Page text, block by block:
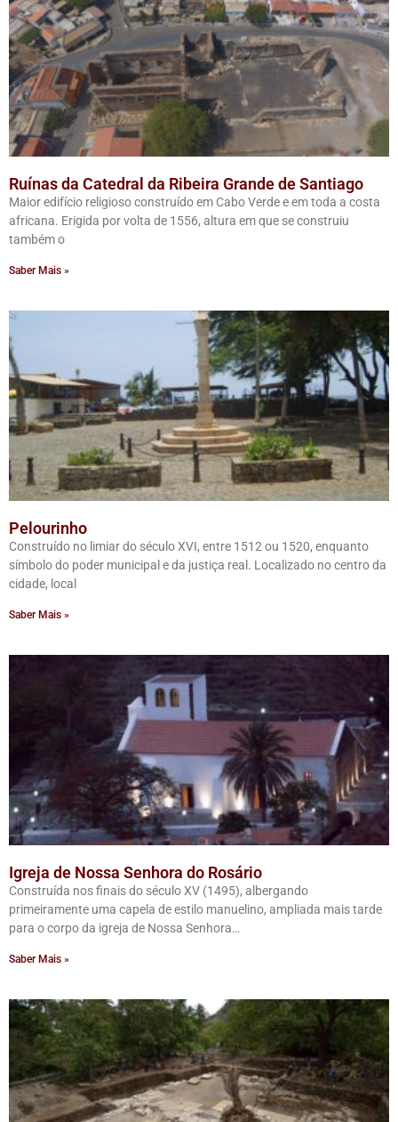
Ruínas da Catedral da Ribeira Grande de Santiago
Maior edifício religioso construído em Cabo Verde e em toda a costa
africana. Erigida por volta de 1556, altura em que se construiu
também o
Saber Mais »
Pelourinho
Construído no limiar do século XVI, entre 1512 ou 1520, enquanto
símbolo do poder municipal e da justiça real. Localizado no centro da
cidade, local
Saber Mais »
Igreja de Nossa Senhora do Rosário
Construída nos finais do século XV (1495), albergando
primeiramente uma capela de estilo manuelino, ampliada mais tarde
para o corpo da igreja de Nossa Senhora…
Saber Mais »